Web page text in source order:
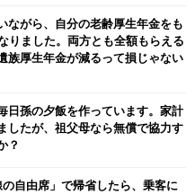
ながら、自分の老齢厚生年金をも
りました。両方とも全額もらえる
族厚生年金が減るって損じゃない
日孫の夕飯を作っています。家計
したが、祖父母なら無償で協力す
？
自由席」で帰省したら、乗客に